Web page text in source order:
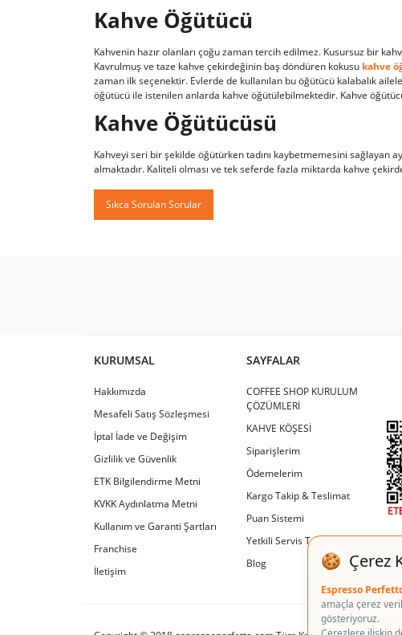
Kahve Öğütücü
Kahvenin hazır olanları çoğu zaman tercih edilmez. Kusursuz bir
Kavrulmuş ve taze kahve çekirdeğinin baş döndüren kokusu kahve
zaman ilk seçenektir. Evlerde de kullanılan bu öğütücü kalabalık
öğütücü ile istenilen anlarda kahve öğütülebilmektedir. Kahve
Kahve Öğütücüsü
Kahveyi seri bir şekilde öğütürken tadını kaybetmemesini sağlayan
almaktadır. Kaliteli olması ve tek seferde fazla miktarda kahve
Sıkca Sorulan Sorular
KURUMSAL
Hakkımızda
Mesafeli Satış Sözleşmesi
İptal İade ve Değişim
Gizlilik ve Güvenlik
ETK Bilgilendirme Metni
KVKK Aydınlatma Metni
Kullanım ve Garanti Şartları
Franchise
İletişim
SAYFALAR
COFFEE SHOP KURULUM
ÇÖZÜMLERİ
KAHVE KÖŞESİ
Siparişlerim
Ödemelerim
Kargo Takip & Teslimat
Puan Sistemi
Yetkili Servis Tamir & Bakım
Blog